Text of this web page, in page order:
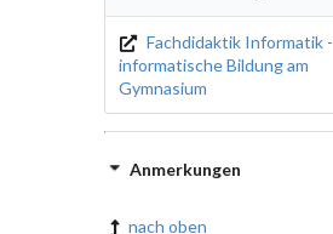
Fachdidaktik Informatik -
informatische Bildung am
Gymnasium
Anmerkungen
nach oben